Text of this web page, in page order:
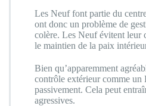
Les Neuf font partie du
ont donc un problème de
colère. Les Neuf évitent leur
le maintien de la paix
Bien qu’apparemment
contrôle extérieur comme un
passivement. Cela peut
agressives.